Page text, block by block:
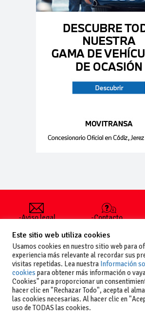
-Aviso legal
generales
de uso
-Política de
privacidad
-Política de
cookies
-Contacto
publicar un
anuncio
-Vende+
Este sitio web utiliza cookies
Usamos cookies en nuestro sitio web para
experiencia más relevante al recordar sus
visitas repetidas. Lea nuestra Información
cookies para obtener más información o
Cookies" para proporcionar un
hacer clic en "Rechazar Todo", acepta el
las cookies necesarias. Al hacer clic en
uso de TODAS las cookies.